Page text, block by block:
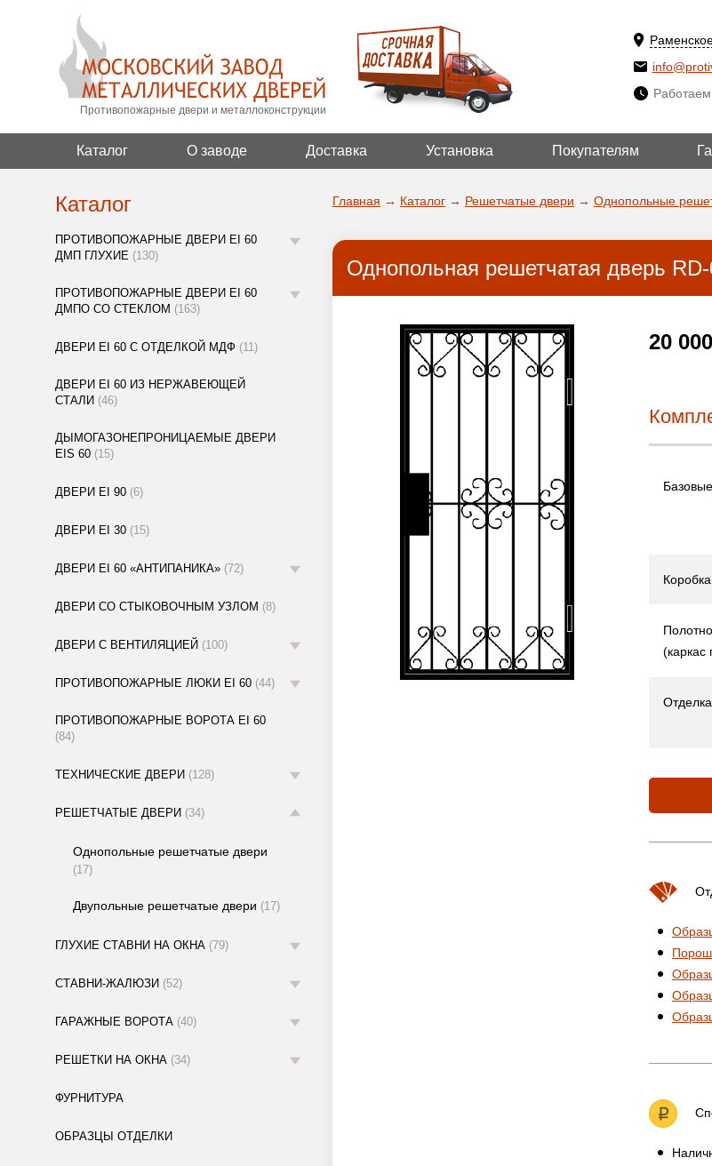
Противопожарные двери и металлоконструкции
ДА!
Каталог О заводе Доставка Установка Покупателям
Каталог
ПРОТИВОПОЖАРНЫЕ ДВЕРИ EI 60
ДМП ГЛУХИЕ (130)
ПРОТИВОПОЖАРНЫЕ ДВЕРИ EI 60
ДМПО СО СТЕКЛОМ (163)
ДВЕРИ EI 60 С ОТДЕЛКОЙ МДФ (11)
ДВЕРИ EI 60 ИЗ НЕРЖАВЕЮЩЕЙ
СТАЛИ (46)
ДЫМОГАЗОНЕПРОНИЦАЕМЫЕ ДВЕРИ
EIS 60 (15)
ДВЕРИ EI 90 (6)
ДВЕРИ EI 30 (15)
ДВЕРИ EI 60 «АНТИПАНИКА» (72)
ДВЕРИ СО СТЫКОВОЧНЫМ УЗЛОМ (8)
ДВЕРИ С ВЕНТИЛЯЦИЕЙ (100)
ПРОТИВОПОЖАРНЫЕ ЛЮКИ EI 60 (44)
ПРОТИВОПОЖАРНЫЕ ВОРОТА EI 60
(84)
ТЕХНИЧЕСКИЕ ДВЕРИ (128)
РЕШЕТЧАТЫЕ ДВЕРИ (34)
Однопольные решетчатые двери
(17)
Двупольные решетчатые двери (17)
ГЛУХИЕ СТАВНИ НА ОКНА (79)
СТАВНИ-ЖАЛЮЗИ (52)
ГАРАЖНЫЕ ВОРОТА (40)
РЕШЕТКИ НА ОКНА (34)
ФУРНИТУРА
ОБРАЗЦЫ ОТДЕЛКИ
Главная → Каталог → Решетчатые двери → Однопольные
Однопольная решетчатая дверь RD-
20 000
(каркас
Отделка